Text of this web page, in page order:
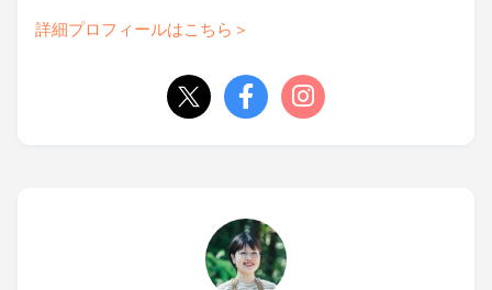
詳細プロフィールはこちら＞